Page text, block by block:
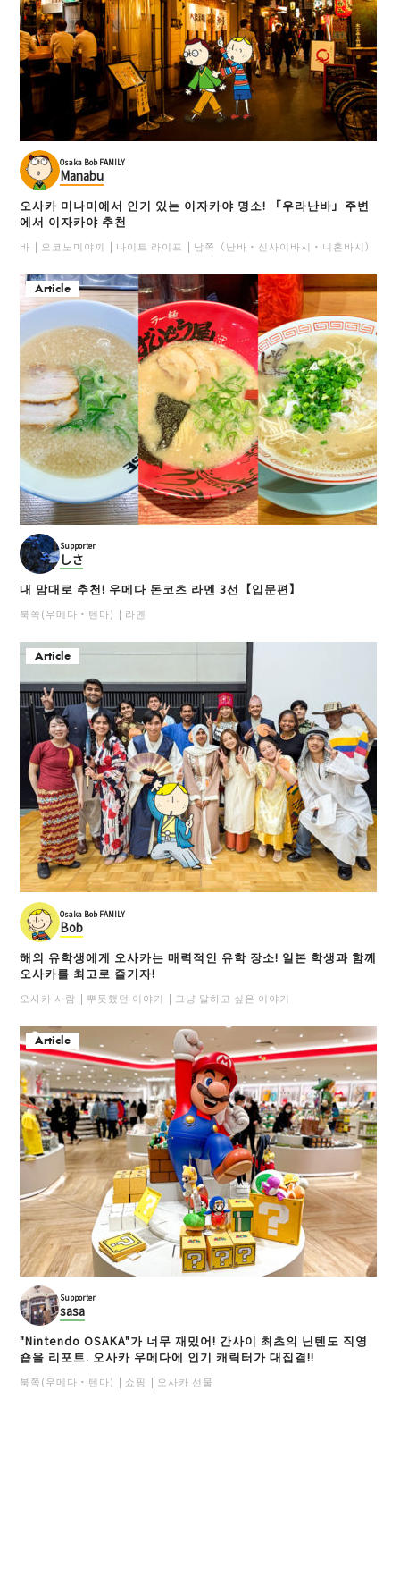
Osaka Bob FAMILY
Manabu
오사카 미나미에서 인기 있는 이자카야 명소! 「우라난바」주변
에서 이자카야 추천
바 오코노미야끼 나이트 라이프 남쪽（난바・신사이바시・니혼바시）
Article
Supporter
しさ
내 맘대로 추천! 우메다 돈코츠 라멘 3선【입문편】
북쪽(우메다・텐마) 라멘
Article
Osaka Bob FAMILY
Bob
해외 유학생에게 오사카는 매력적인 유학 장소! 일본 학생과 함께
오사카를 최고로 즐기자!
오사카 사람 뿌듯했던 이야기 그냥 말하고 싶은 이야기
Article
Supporter
sasa
"Nintendo OSAKA"가 너무 재밌어! 간사이 최초의 닌텐도 직영
숍을 리포트. 오사카 우메다에 인기 캐릭터가 대집결!!
북쪽(우메다・텐마) 쇼핑 오사카 선물